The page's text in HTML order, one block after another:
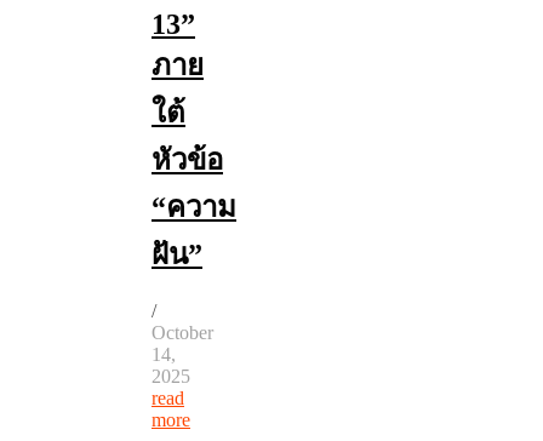
13”
ภาย
ใต้
หัวข้อ
“ความ
ฝัน”
/
October
14,
2025
read
more